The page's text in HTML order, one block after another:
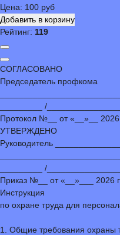
Цена: 100 руб
Рейтинг: 119
СОГЛАСОВАНО
Председатель профкома
_________ /
Протокол №__ от «__»__ 2026
УТВЕРЖДЕНО
Руководитель ______________
_________ /
Приказ №__ от «__»___ 2026 г
Инструкция
по охране труда для
1. Общие требования охраны